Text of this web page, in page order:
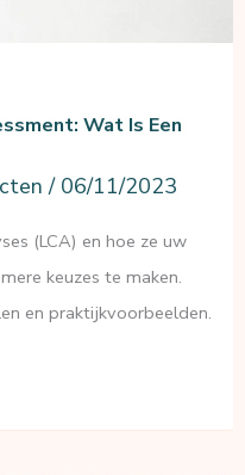
Wat Is Een
/ 06/11/2023
(LCA) en hoe ze uw
keuzes te maken.
en praktijkvoorbeelden.